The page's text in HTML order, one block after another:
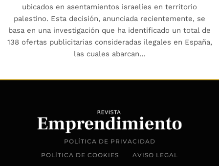
ubicados en asentamientos israelíes en territorio
palestino. Esta decisión, anunciada recientemente, se
basa en una investigación que ha identificado un total de
138 ofertas publicitarias consideradas ilegales en España,
las cuales abarcan…
POLÍTICA DE PRIVACIDAD
POLÍTICA DE COOKIES
AVISO LEGAL